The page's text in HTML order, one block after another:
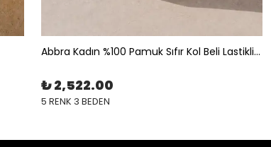
Abbra Kadın %100 Pamuk Sıfır Kol Beli Lastikli İpli Astarlı Takım
₺ 2,522.00
5 RENK 3 BEDEN